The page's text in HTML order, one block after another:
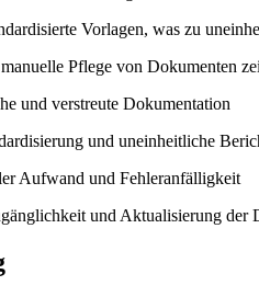
Vorlagen, was zu
Pflege von Dokumenten
und verstreute Dokumentation
und uneinheitliche
Aufwand und Fehleranfälligkeit
und Aktualisierung der